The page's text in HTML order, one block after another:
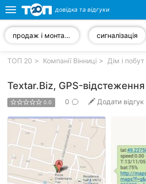
компанії
рубрики:
Стоматології
Ветеринарні
клініки
Toggle
navigation
довідка та відгуки
продаж і монтаж систем відеоспостереження сигналізація
ТОП 20 Компанії Вінниці Дім і побут
Textar.Biz, GPS-відстеження
0.0 0 Додати відгук